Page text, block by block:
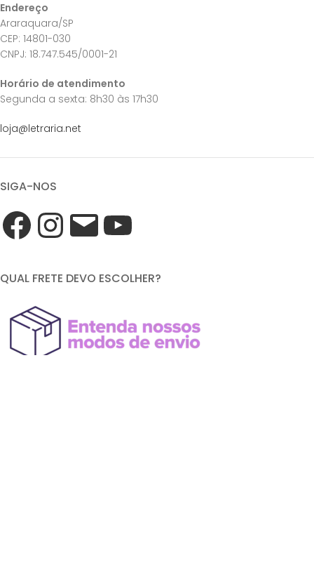
Endereço
Araraquara/SP
CEP: 14801-030
CNPJ: 18.747.545/0001-21
Horário de atendimento
Segunda a sexta: 8h30 às 17h30
loja@letraria.net
SIGA-NOS
QUAL FRETE DEVO ESCOLHER?